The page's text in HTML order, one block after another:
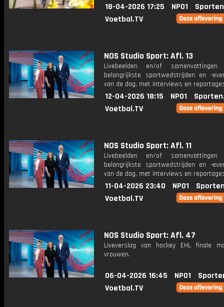
18-04-2026 17:25 NPO1
Voetbal.TV
NOS Studio Sport: Afl. 13
Livebeelden en/of
belangrijkste sportwedstrijden en -
van de dag, met interviews en
12-04-2026 18:15 NPO1
Voetbal.TV
NOS Studio Sport: Afl. 11
Livebeelden en/of
belangrijkste sportwedstrijden en -
van de dag, met interviews en
11-04-2026 23:40 NPO1
Voetbal.TV
NOS Studio Sport: Afl. 47
Liveverslag van hockey EHL finale
vrouwen.
06-04-2026 16:45 NPO1
Voetbal.TV